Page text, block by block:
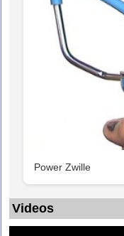
Power Zwille
Videos